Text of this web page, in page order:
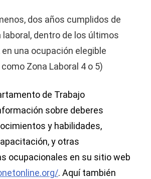
dos años cumplidos de
laboral, dentro de los últimos
una ocupación elegible
Zona Laboral 4 o 5)
de Trabajo
sobre deberes
y habilidades,
y otras
ocupacionales en su sitio web
. Aquí también